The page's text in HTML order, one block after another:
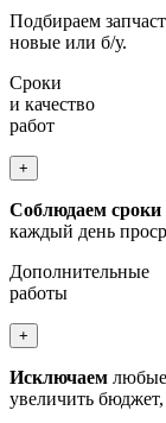
Подбираем
новые или б/у.
Сроки
и качество
работ
+
Соблюдаем сроки
каждый день
Дополнительные
работы
+
Исключаем любые
увеличить